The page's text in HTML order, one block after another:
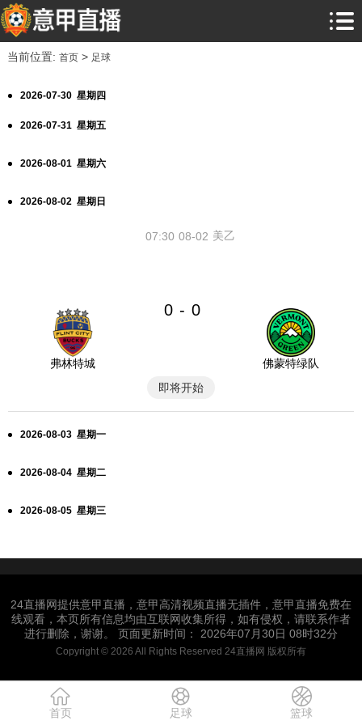
当前位置: 首页> 足球
2026-07-30 星期四
2026-07-31 星期五
2026-08-01 星期六
2026-08-02 星期日
08-02
07:30 美乙
弗林特城
0 - 0
佛蒙特绿队
即将开始
2026-08-03 星期一
2026-08-04 星期二
2026-08-05 星期三
24直播网提供意甲直播，意甲高清视频直播无插件，意甲直播免费在
线观看，本页所有信息均由互联网收集所得，如有侵权，请联系作者
进行删除，谢谢。 页面更新时间： 2026年07月30日 08时32分
Copyright © 2026 All Rights Reserved 24直播网 版权所有
首页 足球 篮球